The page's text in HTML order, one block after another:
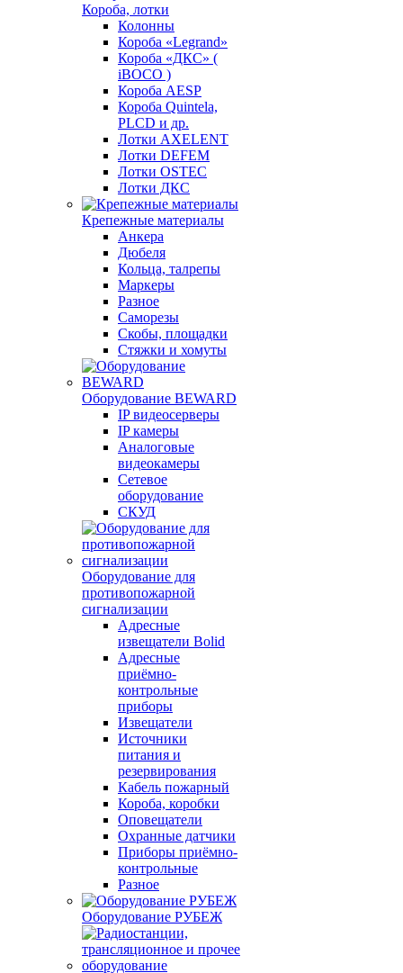
Короба, лотки
Колонны
Короба «Legrand»
Короба «ДКС» (
iBOCO )
Короба AESP
Короба Quintela,
PLCD и др.
Лотки AXELENT
Лотки DEFEM
Лотки OSTEC
Лотки ДКС
Крепежные материалы
Анкера
Дюбеля
Кольца, талрепы
Маркеры
Разное
Саморезы
Скобы, площадки
Стяжки и хомуты
Оборудование BEWARD
IP видеосерверы
IP камеры
Аналоговые
видеокамеры
Сетевое
оборудование
СКУД
Оборудование для
противопожарной
сигнализации
Адресные
извещатели Bolid
Адресные
приёмно-
контрольные
приборы
Извещатели
Источники
питания и
резервирования
Кабель пожарный
Короба, коробки
Оповещатели
Охранные датчики
Приборы приёмно-
контрольные
Разное
Оборудование РУБЕЖ